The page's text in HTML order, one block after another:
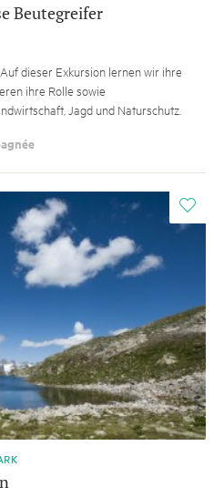
Beutegreifer
dieser Exkursion lernen wir ihre
ihre Rolle sowie
Jagd und Naturschutz.
i